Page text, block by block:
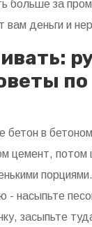
больше за
вам деньги и
по
бетон в
цемент, потом
- насыпьте
засыпьте